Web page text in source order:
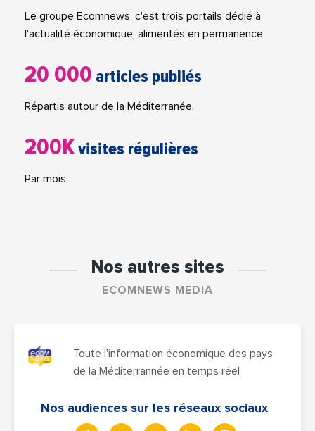
Le groupe Ecomnews, c'est trois portails dédié à
l'actualité économique, alimentés en permanence.
20 000 articles publiés
Répartis autour de la Méditerranée.
200Kvisites régulières
Par mois.
Nos autres sites
ECOMNEWS MEDIA
Toute l'information économique des pays
de la Méditerrannée en temps réel
Nos audiences sur les réseaux sociaux